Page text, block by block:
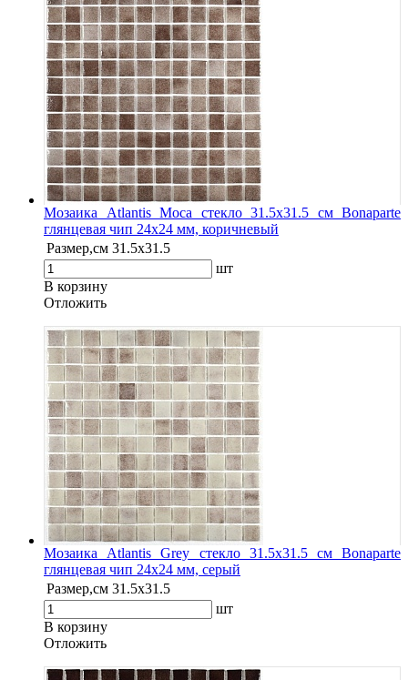
Мозаика Atlantis Moca стекло 31.5х31.5 см Bonaparte
глянцевая чип 24х24 мм, коричневый
Размер,см 31.5х31.5
шт
В корзину
Oтложить
Мозаика Atlantis Grey стекло 31.5х31.5 см Bonaparte
глянцевая чип 24х24 мм, серый
Размер,см 31.5х31.5
шт
В корзину
Oтложить